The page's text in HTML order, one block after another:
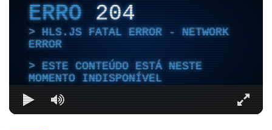
ERRO204
HLS.JS FATAL ERROR - NETWORK
ERROR
ESTE CONTEÚDO ESTÁ NESTE
MOMENTO INDISPONÍVEL